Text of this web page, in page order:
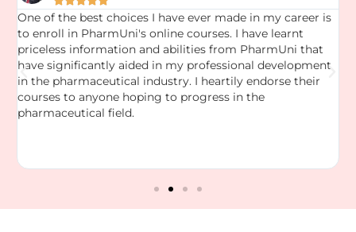
One of the best choices I have ever made in my career is
to enroll in PharmUni's online courses. I have learnt
priceless information and abilities from PharmUni that
have significantly aided in my professional development
in the pharmaceutical industry. I heartily endorse their
courses to anyone hoping to progress in the
pharmaceutical field.